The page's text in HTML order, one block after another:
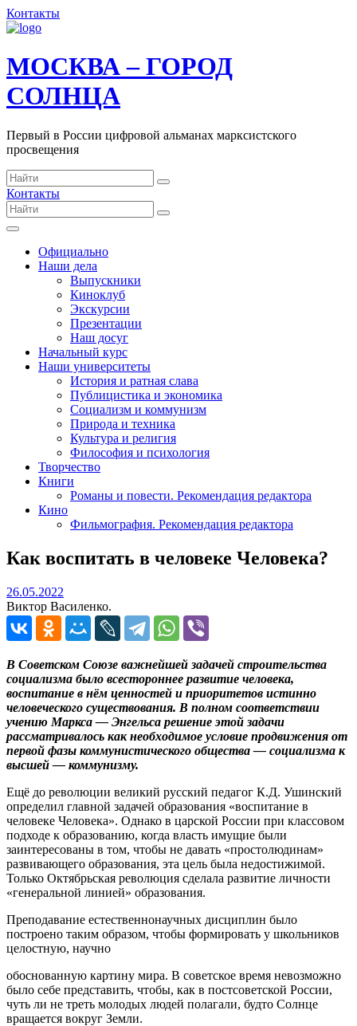
Контакты
МОСКВА – ГОРОД
СОЛНЦА
Первый в России цифровой альманах марксистского
просвещения
Контакты
Официально
Наши дела
Выпускники
Киноклуб
Экскурсии
Презентации
Наш досуг
Начальный курс
Наши университеты
История и ратная слава
Публицистика и экономика
Социализм и коммунизм
Природа и техника
Культура и религия
Философия и психология
Творчество
Книги
Романы и повести. Рекомендация редактора
Кино
Фильмография. Рекомендация редактора
Как воспитать в человеке Человека?
26.05.2022
Виктор Василенко.
В Советском Союзе важнейшей задачей строительства
социализма было всестороннее развитие человека,
воспитание в нём ценностей и приоритетов истинно
человеческого существования. В полном соответствии
учению Маркса — Энгельса решение этой задачи
рассматривалось как необходимое условие продвижения от
первой фазы коммунистического общества — социализма к
высшей — коммунизму.
Ещё до революции великий русский педагог К.Д. Ушинский
определил главной задачей образования «воспитание в
человеке Человека». Однако в царской России при классовом
подходе к образованию, когда власть имущие были
заинтересованы в том, чтобы не давать «простолюдинам»
развивающего образования, эта цель была недостижимой.
Только Октябрьская революция сделала развитие личности
«генеральной линией» образования.
Преподавание естественнонаучных дисциплин было
построено таким образом, чтобы формировать у школьников
целостную, научно
обоснованную картину мира. В советское время невозможно
было себе представить, чтобы, как в постсоветской России,
чуть ли не треть молодых людей полагали, будто Солнце
вращается вокруг Земли.